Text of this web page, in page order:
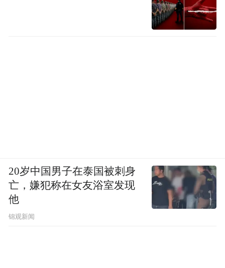
20岁中国男子在泰国被刺身
亡，嫌犯称在女友浴室发现
他
锦观新闻